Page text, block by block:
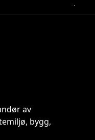
av
bygg,